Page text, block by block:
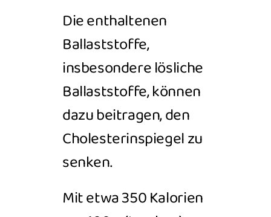
Die enthaltenen
Ballaststoffe,
insbesondere lösliche
Ballaststoffe, können
dazu beitragen, den
Cholesterinspiegel zu
senken.
Mit etwa 350 Kalorien